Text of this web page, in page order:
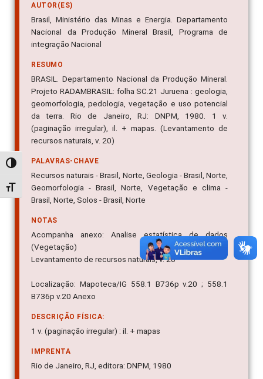
Alternar alto contraste
Alternar tamanho da fonte
AUTOR(ES)
Brasil, Ministério das Minas e Energia. Departamento
Nacional da Produção Mineral Brasil, Programa de
integração Nacional
RESUMO
BRASIL. Departamento Nacional da Produção Mineral.
Projeto RADAMBRASIL: folha SC.21 Juruena : geologia,
geomorfologia, pedologia, vegetação e uso potencial
da terra. Rio de Janeiro, RJ: DNPM, 1980. 1 v.
(paginação irregular), il. + mapas. (Levantamento de
recursos naturais, v. 20)
PALAVRAS-CHAVE
Recursos naturais - Brasil, Norte, Geologia - Brasil, Norte,
Geomorfologia - Brasil, Norte, Vegetação e clima -
Brasil, Norte, Solos - Brasil, Norte
NOTAS
Acompanha anexo: Analise estatística de dados
(Vegetação)
Levantamento de recursos naturais, v. 20
Localização: Mapoteca/IG 558.1 B736p v.20 ; 558.1
B736p v.20 Anexo
DESCRIÇÃO FÍSICA:
1 v. (paginação irregular) : il. + mapas
IMPRENTA
Rio de Janeiro, RJ, editora: DNPM, 1980